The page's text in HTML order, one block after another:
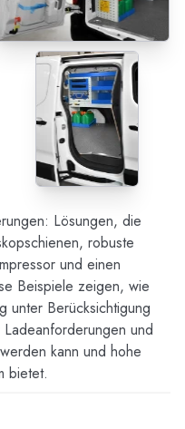
Lösungen, die
robuste
und einen
Beispiele zeigen, wie
unter Berücksichtigung
und
kann und hohe
bietet.